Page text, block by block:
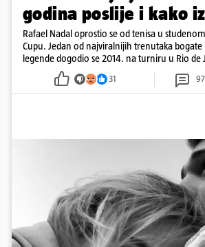
godina poslije i kako
Rafael Nadal oprostio se od tenisa u
Cupu. Jedan od najviralnijih trenutaka bogate
legende dogodio se 2014. na turniru u Rio de
pažnju odvlačila ljepotica iza klupe
31 97